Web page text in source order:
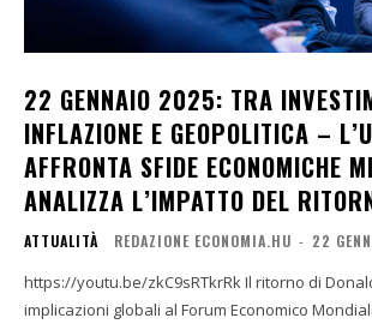
22 GENNAIO 2025: TRA
INFLAZIONE E GEOPOLITICA –
AFFRONTA SFIDE ECONOMICHE
ANALIZZA L’IMPATTO DEL
ATTUALITÀ REDAZIONE ECONOMIA.HU - 22
https://youtu.be/zkC9sRTkrRk Il ritorno di Donald Trump e le sue
implicazioni globali al Forum Economico